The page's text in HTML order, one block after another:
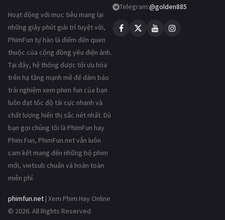
Hoạt động với mục tiêu mang lại
những giây phút giải trí tuyệt vời,
PhimFun tự hào là điểm đến quen
thuộc của cộng đồng yêu điện ảnh.
Tại đây, hệ thống được tối ưu hóa
trên hạ tầng mạnh mẽ để đảm bảo
trải nghiệm xem phim fun của bạn
luôn đạt tốc độ tải cực nhanh và
chất lượng hiển thị sắc nét nhất. Dù
bạn gọi chúng tôi là PhimFun hay
Phim Fun, PhimFun.net vẫn luôn
cam kết mang đến những bộ phim
mới, vietsub chuẩn và hoàn toàn
miễn phí.
phimfun.net | Xem Phim Hay Online
© 2026. All Rights Reserved
Telegram:@golden885